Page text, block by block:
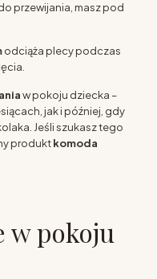
przewijania, masz pod
odciąża plecy podczas
w pokoju dziecka –
jak i później, gdy
Jeśli szukasz tego
produktkomoda
w pokoju